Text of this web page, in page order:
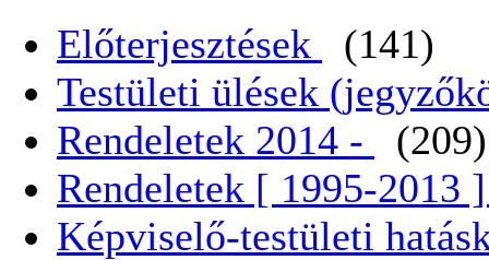
Előterjesztések
(141)
Testületi ülések
Rendeletek 2014 -
(209)
Rendeletek [ 1995-2013
Képviselő-testületi